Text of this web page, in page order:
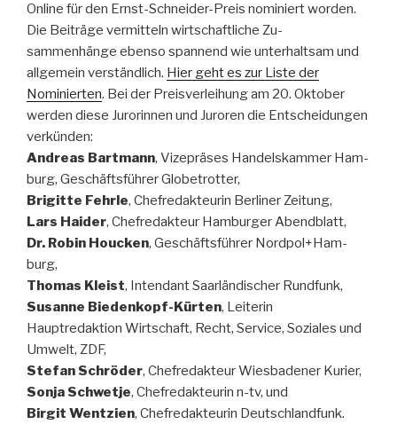
Online für den Ernst-Schneider-Preis nominiert worden.
Die Beiträge vermitteln wirtschaftliche Zu-
sammenhänge ebenso spannend wie unterhaltsam und
allgemein verständlich. Hier geht es zur Liste der
Nominierten. Bei der Preisverleihung am 20. Oktober
werden diese Jurorinnen und Juroren die Entscheidungen
verkünden:
Andreas Bartmann, Vizepräses Handelskammer Ham-
burg, Geschäftsführer Globetrotter,
Brigitte Fehrle, Chefredakteurin Berliner Zeitung,
Lars Haider, Chefredakteur Hamburger Abendblatt,
Dr. Robin Houcken, Geschäftsführer Nordpol+Ham-
burg,
Thomas Kleist, Intendant Saarländischer Rundfunk,
Susanne Biedenkopf-Kürten, Leiterin
Hauptredaktion Wirtschaft, Recht, Service, Soziales und
Umwelt, ZDF,
Stefan Schröder, Chefredakteur Wiesbadener Kurier,
Sonja Schwetje, Chefredakteurin n-tv, und
Birgit Wentzien, Chefredakteurin Deutschlandfunk.